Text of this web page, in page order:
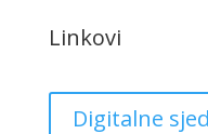
Linkovi
Digitalne